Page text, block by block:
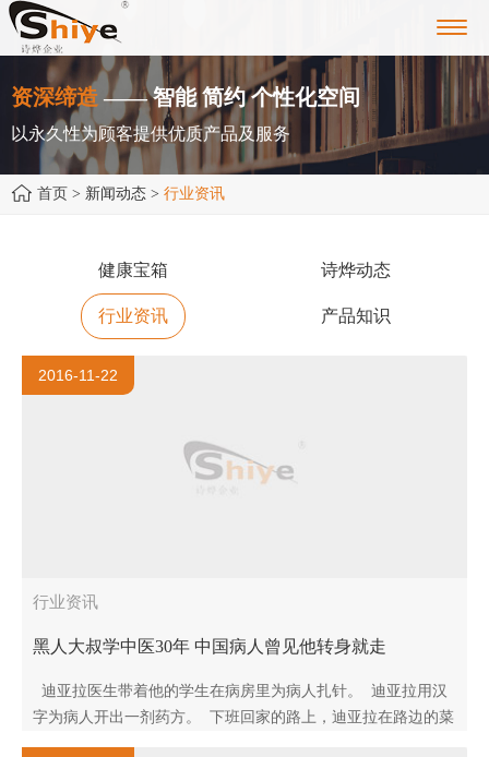
资深缔造 —— 智能 简约 个性化空间
以永久性为顾客提供优质产品及服务
首页 > 新闻动态 > 行业资讯
健康宝箱 诗烨动态
行业资讯 产品知识
2016-11-22
行业资讯
黑人大叔学中医30年 中国病人曾见他转身就走
迪亚拉医生带着他的学生在病房里为病人扎针。 迪亚拉用汉
字为病人开出一剂药方。 下班回家的路上，迪亚拉在路边的菜
市场买菜，用四川话和老板砍价。 迪亚拉..